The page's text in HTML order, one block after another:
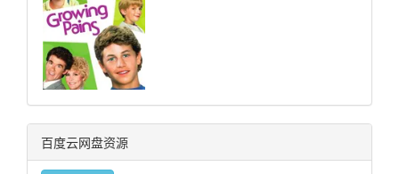
百度云网盘资源